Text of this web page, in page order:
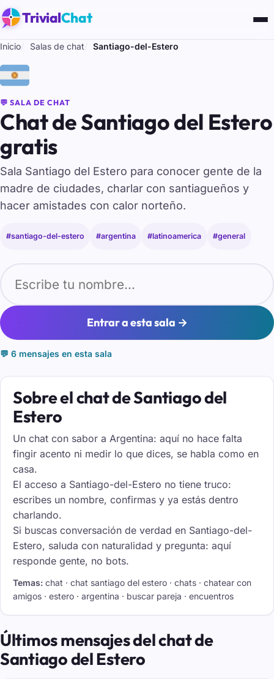
TrivialChat
Inicio Salas de chat Santiago-del-Estero
🇦🇷
💬 SALA DE CHAT
Chat de Santiago del Estero
gratis
Sala Santiago del Estero para conocer gente de la
madre de ciudades, charlar con santiagueños y
hacer amistades con calor norteño.
#santiago-del-estero #argentina #latinoamerica #general
Entrar a esta sala →
💬 6 mensajes en esta sala
Sobre el chat de Santiago del
Estero
Un chat con sabor a Argentina: aquí no hace falta
fingir acento ni medir lo que dices, se habla como en
casa.
El acceso a Santiago-del-Estero no tiene truco:
escribes un nombre, confirmas y ya estás dentro
charlando.
Si buscas conversación de verdad en Santiago-del-
Estero, saluda con naturalidad y pregunta: aquí
responde gente, no bots.
Temas: chat · chat santiago del estero · chats · chatear con
amigos · estero · argentina · buscar pareja · encuentros
Últimos mensajes del chat de
Santiago del Estero